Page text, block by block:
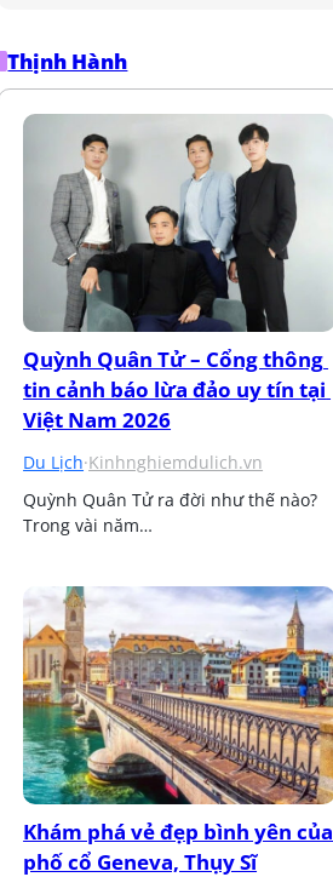
Thịnh Hành
Quỳnh Quân Tử – Cổng thông
tin cảnh báo lừa đảo uy tín tại
Việt Nam 2026
Du Lịch·Kinhnghiemdulich.vn
Quỳnh Quân Tử ra đời như thế nào?
Trong vài năm…
Khám phá vẻ đẹp bình yên của
phố cổ Geneva, Thụy Sĩ